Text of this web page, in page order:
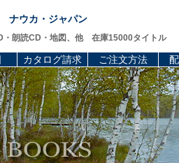
ナウカ・ジャパン
・朗読CD・地図、他 在庫15000タイトル
カタログ請求 ご注文方法